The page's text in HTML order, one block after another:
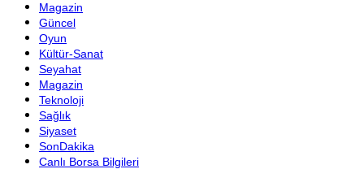
Magazin
Güncel
Oyun
Kültür-Sanat
Seyahat
Magazin
Teknoloji
Sağlık
Siyaset
SonDakika
Canlı Borsa Bilgileri